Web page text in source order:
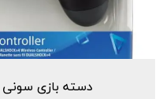
دسته بازی سونی Ps4 (اصل) - Orginal